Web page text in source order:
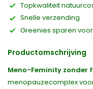
Topkwaliteit
Snelle verzending
Greenies sparen
Productomschrijving
Meno-Feminity zonder
menopauzecomplex